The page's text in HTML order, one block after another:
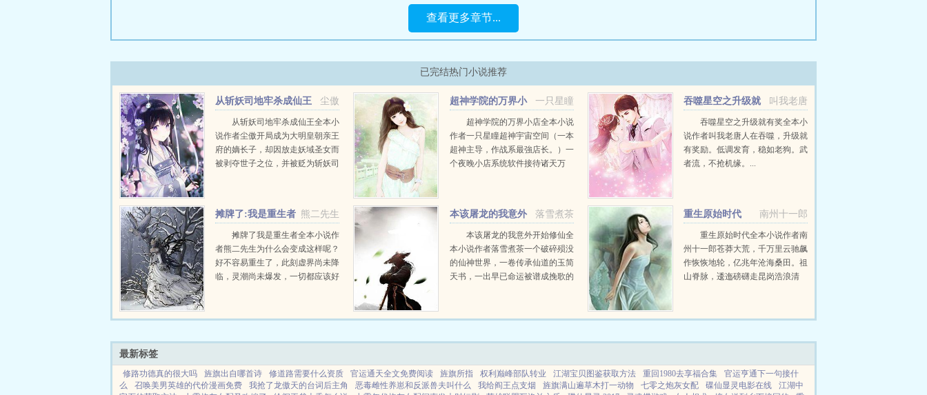
查看更多章节...
已完结热门小说推荐
尘傲
从斩妖司地牢杀成仙王
从斩妖司地牢杀成仙王全本小
说作者尘傲开局成为大明皇朝亲王
府的嫡长子，却因放走妖域圣女而
被剥夺世子之位，并被贬为斩妖司
一只星瞳
超神学院的万界小
超神学院的万界小店全本小说
作者一只星瞳超神宇宙空间（一本
超神主导，作战系最強店长。）一
个夜晚小店系统软件接待诸天万
叫我老唐
吞噬星空之升级就
有奖吞噬星空之升级就有奖全本小
说作者叫我老唐人在吞噬，升级就
有奖励。低调发育，稳如老狗。武
者流，不抢机缘。...
熊二先生
摊牌了:我是重生者
摊牌了我是重生者全本小说作
者熊二先生为什么会变成这样呢？
好不容易重生了，此刻虚界尚未降
临，灵潮尚未爆发，一切都应该好
的自己，熊岩却一...
落雪煮茶
本该屠龙的我意外
开始修仙
本该屠龙的我意外开始修仙全
本小说作者落雪煮茶一个破碎殒没
的仙神世界，一卷传承仙道的玉简
天书，一出早已命运被谱成挽歌的
始知我命由我不由...
南州十一郎
重生原始时代
重生原始时代全本小说作者南
州十一郎苍莽大荒，千万里云驰飙
作恢恢地轮，亿兆年沧海桑田。祖
山脊脉，逶迤磅礴走昆岗浩浪清
奇。书中有面似憨厚...
最新标签
修路功德真的很大吗 旌旗出自哪首诗 修道路需要什么资质 官运通天全文免费阅读 旌旗所指 权利巅峰部队转业 江湖宝贝图鉴获取方法 重回1980去享福合集
官运亨通下一句接什
么
召唤美男英雄的代价漫画免费 我抢了龙傲天的台词后主角 恶毒雌性养崽和反派兽夫叫什么 我给阎王点支烟 旌旗满山遍草木打一动物 七零之炮灰女配 碟仙显灵电影在线
江湖中